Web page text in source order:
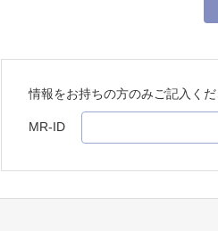
情報をお持ちの方のみご記入くだ
MR-ID